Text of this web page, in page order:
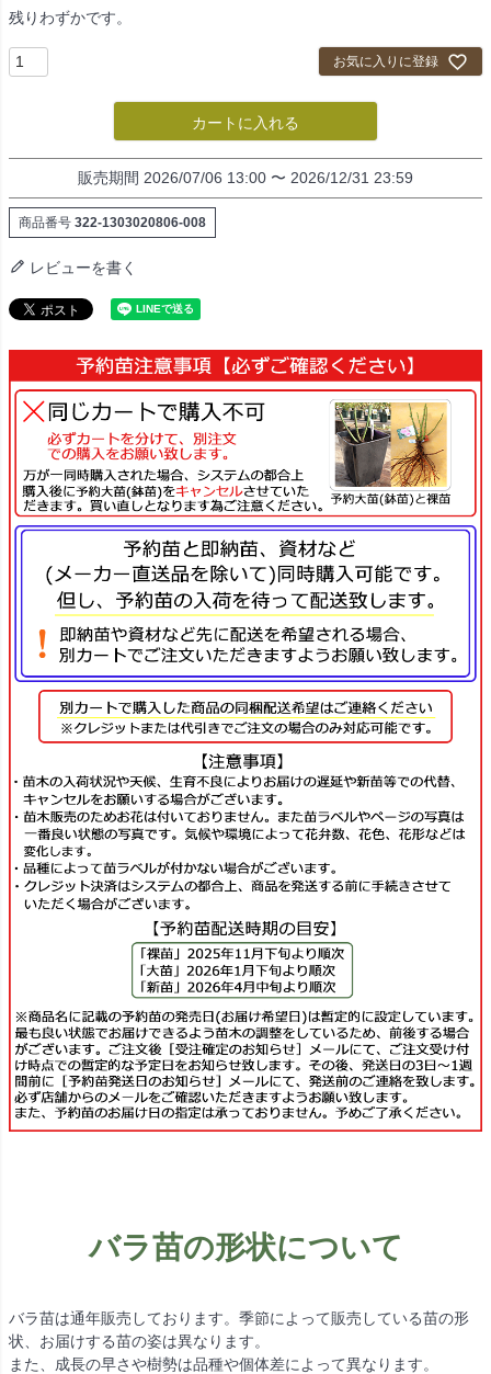
残りわずかです。
お気に入りに登録
カートに入れる
販売期間 2026/07/06 13:00 〜 2026/12/31 23:59
商品番号 322-1303020806-008
レビューを書く
バラ苗の形状について
バラ苗は通年販売しております。季節によって販売している苗の形
状、お届けする苗の姿は異なります。
また、成長の早さや樹勢は品種や個体差によって異なります。